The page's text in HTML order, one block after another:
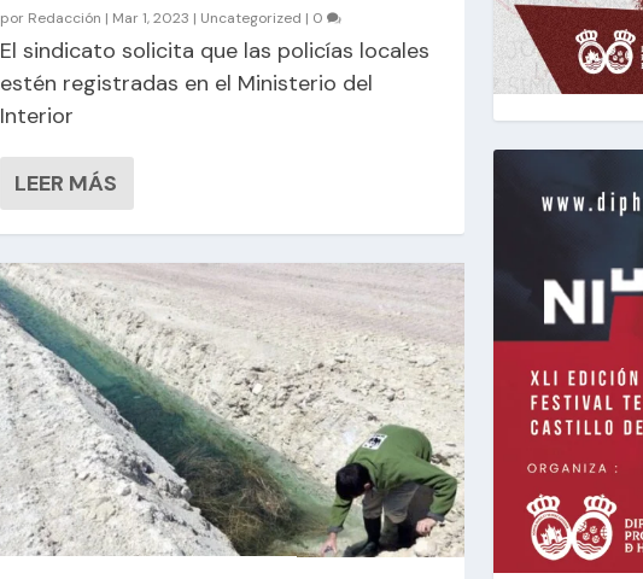
por Redacción | Mar 1, 2023 | Uncategorized | 0
El sindicato solicita que las policías locales
estén registradas en el Ministerio del
Interior
LEER MÁS